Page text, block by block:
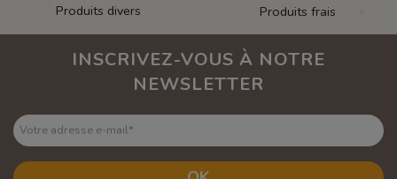
Produits divers Produits frais
INSCRIVEZ-VOUS À NOTRE
NEWSLETTER
Votre adresse e-mail*